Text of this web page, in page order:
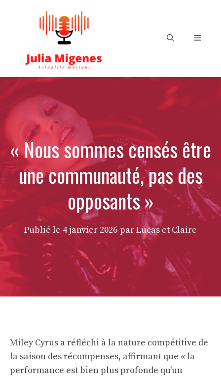
Menu
« Nous sommes censés être
une communauté, pas des
opposants »
Publié le 4 janvier 2026 par Lucas et Claire
Miley Cyrus a réfléchi à la nature compétitive de
la saison des récompenses, affirmant que « la
performance est bien plus profonde qu'un